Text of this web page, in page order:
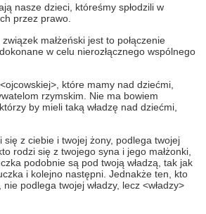
nasze dzieci, któreśmy spłodzili w
przez prawo.
małżeński jest to połączenie
w celu nierozłącznego wspólnego
które mamy nad dziećmi,
rzymskim. Nie ma bowiem
by mieli taką władzę nad dziećmi,
z ciebie i twojej żony, podlega twojej
rodzi się z twojego syna i jego małżonki,
podobnie są pod twoją władzą, tak jak
i kolejno następni. Jednakże ten, kto
podlega twojej władzy, lecz <władzy>